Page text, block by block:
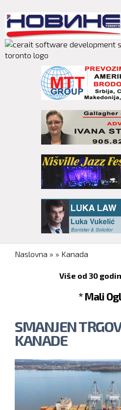
main
content
You are here
Naslovna » » Kanada
Više od 30
* Mali
SMANJEN
KANADE